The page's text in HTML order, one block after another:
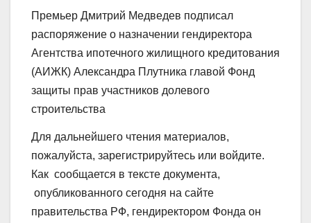
Премьер Дмитрий Медведев подписал
распоряжение о назначении гендиректора
Агентства ипотечного жилищного кредитования
(АИЖК) Александра Плутника главой Фонд
защиты прав участников долевого
строительства
Для дальнейшего чтения материалов,
пожалуйста, зарегистрируйтесь или войдите.
Как сообщается в тексте документа,
опубликованного сегодня на сайте
правительства РФ, гендиректором Фонда он